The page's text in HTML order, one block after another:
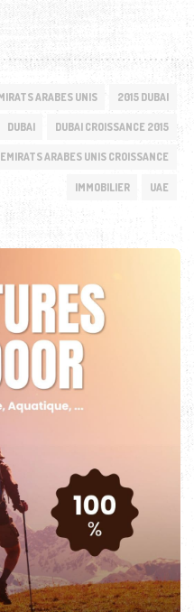
ARABES UNIS 2015 DUBAI
DUBAI DUBAI CROISSANCE 2015
EMIRATS ARABES UNIS CROISSANCE
IMMOBILIER UAE